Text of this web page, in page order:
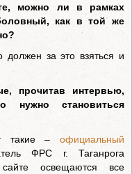
можно ли в рамках
как в той же
за это взяться и
прочитав интервью,
становиться
такие – официальный
ФРС г. Таганрога
освещаются все